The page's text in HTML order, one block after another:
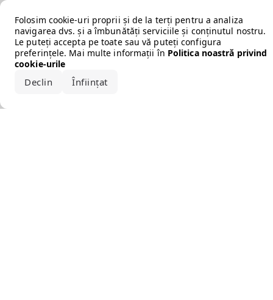
Folosim cookie-uri proprii și de la terți pentru a analiza
navigarea dvs. și a îmbunătăți serviciile și conținutul nostru.
Le puteți accepta pe toate sau vă puteți configura
preferințele. Mai multe informații în Politica noastră privind
cookie-urile
Declin Înființat
Error loading the brand